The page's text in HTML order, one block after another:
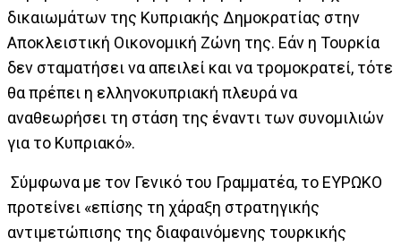
δικαιωμάτων της Κυπριακής Δημοκρατίας στην
Αποκλειστική Οικονομική Ζώνη της. Εάν η Τουρκία
δεν σταματήσει να απειλεί και να τρομοκρατεί, τότε
θα πρέπει η ελληνοκυπριακή πλευρά να
αναθεωρήσει τη στάση της έναντι των συνομιλιών
για το Κυπριακό».
Σύμφωνα με τον Γενικό του Γραμματέα, το ΕΥΡΩΚΟ
προτείνει «επίσης τη χάραξη στρατηγικής
αντιμετώπισης της διαφαινόμενης τουρκικής